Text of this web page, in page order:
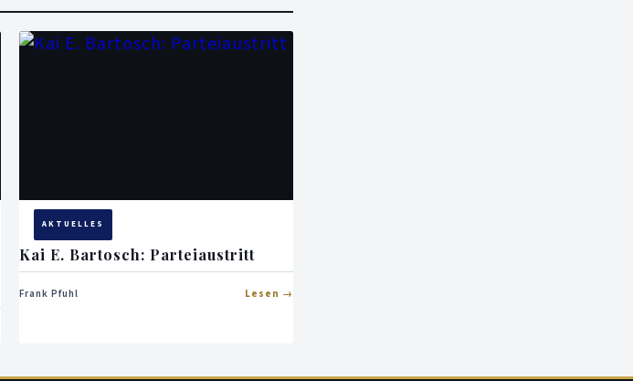
AKTUELLES
Kai E. Bartosch: Parteiaustritt
Frank Pfuhl Lesen